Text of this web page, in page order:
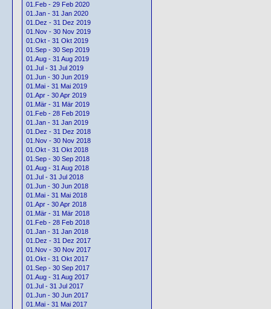
01.Feb - 29 Feb 2020
01.Jan - 31 Jan 2020
01.Dez - 31 Dez 2019
01.Nov - 30 Nov 2019
01.Okt - 31 Okt 2019
01.Sep - 30 Sep 2019
01.Aug - 31 Aug 2019
01.Jul - 31 Jul 2019
01.Jun - 30 Jun 2019
01.Mai - 31 Mai 2019
01.Apr - 30 Apr 2019
01.Mär - 31 Mär 2019
01.Feb - 28 Feb 2019
01.Jan - 31 Jan 2019
01.Dez - 31 Dez 2018
01.Nov - 30 Nov 2018
01.Okt - 31 Okt 2018
01.Sep - 30 Sep 2018
01.Aug - 31 Aug 2018
01.Jul - 31 Jul 2018
01.Jun - 30 Jun 2018
01.Mai - 31 Mai 2018
01.Apr - 30 Apr 2018
01.Mär - 31 Mär 2018
01.Feb - 28 Feb 2018
01.Jan - 31 Jan 2018
01.Dez - 31 Dez 2017
01.Nov - 30 Nov 2017
01.Okt - 31 Okt 2017
01.Sep - 30 Sep 2017
01.Aug - 31 Aug 2017
01.Jul - 31 Jul 2017
01.Jun - 30 Jun 2017
01.Mai - 31 Mai 2017